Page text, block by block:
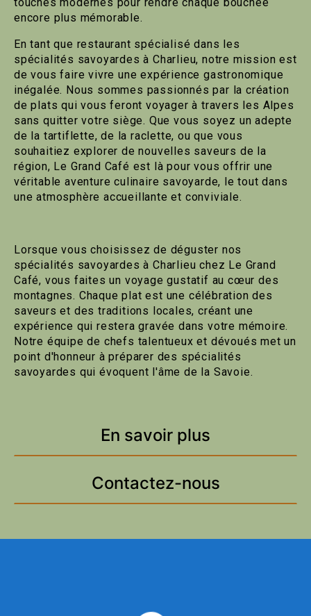
encore plus mémorable.
En tant que restaurant spécialisé dans les
spécialités savoyardes à Charlieu, notre mission est
de vous faire vivre une expérience gastronomique
inégalée. Nous sommes passionnés par la création
de plats qui vous feront voyager à travers les Alpes
sans quitter votre siège. Que vous soyez un adepte
de la tartiflette, de la raclette, ou que vous
souhaitiez explorer de nouvelles saveurs de la
région, Le Grand Café est là pour vous offrir une
véritable aventure culinaire savoyarde, le tout dans
une atmosphère accueillante et conviviale.
Lorsque vous choisissez de déguster nos
spécialités savoyardes à Charlieu chez Le Grand
Café, vous faites un voyage gustatif au cœur des
montagnes. Chaque plat est une célébration des
saveurs et des traditions locales, créant une
expérience qui restera gravée dans votre mémoire.
Notre équipe de chefs talentueux et dévoués met un
point d'honneur à préparer des spécialités
savoyardes qui évoquent l'âme de la Savoie.
En savoir plus
Contactez-nous